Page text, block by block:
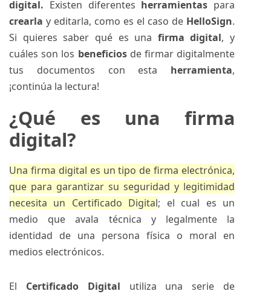
digital. Existen diferentes herramientas para
crearla y editarla, como es el caso de HelloSign.
Si quieres saber qué es una firma digital, y
cuáles son los beneficiosde firmar digitalmente
tus documentos con esta herramienta,
¡continúa la lectura!
¿Qué es una firma
digital?
Una firma digital es un tipo de firma electrónica,
que para garantizar su seguridad y legitimidad
necesita un Certificado Digital; el cual es un
medio que avala técnica y legalmente la
identidad de una persona física o moral en
medios electrónicos.
El Certificado Digital utiliza una serie de